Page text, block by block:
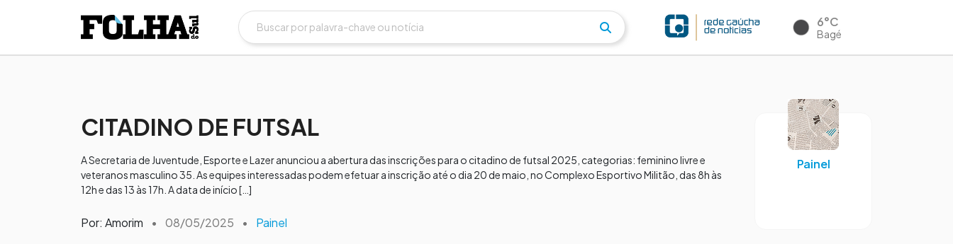
6°C
Bagé
CITADINO DE FUTSAL
A Secretaria de Juventude, Esporte e Lazer anunciou a abertura das inscrições para o citadino de futsal 2025, categorias: feminino livre e
veteranos masculino 35. As equipes interessadas podem efetuar a inscrição até o dia 20 de maio, no Complexo Esportivo Militão, das 8h às
12h e das 13 às 17h. A data de início […]
Por: Amorim • 08/05/2025 • Painel
Painel